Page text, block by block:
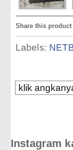
Share this product
Labels:
klik
Instagram